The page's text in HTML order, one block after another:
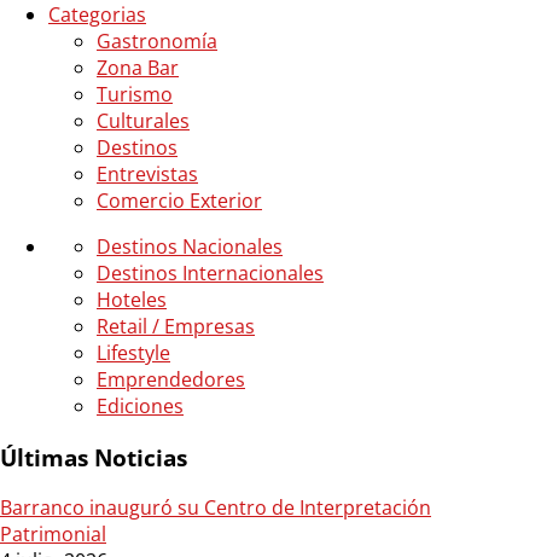
Categorias
Gastronomía
Zona Bar
Turismo
Culturales
Destinos
Entrevistas
Comercio Exterior
Destinos Nacionales
Destinos Internacionales
Hoteles
Retail / Empresas
Lifestyle
Emprendedores
Ediciones
Últimas Noticias
Barranco inauguró su Centro de Interpretación
Patrimonial